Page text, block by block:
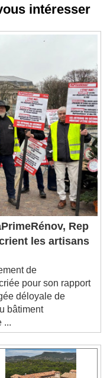
intéresser
Rep
les artisans
de
pour son rapport
déloyale de
bâtiment
...